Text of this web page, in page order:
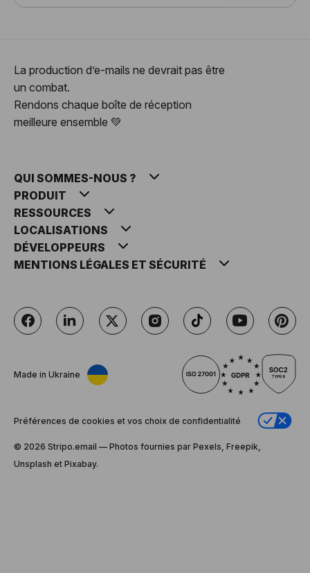
La production d’e-mails ne devrait pas être
un combat.
Rendons chaque boîte de réception
meilleure ensemble 💚
QUI SOMMES-NOUS ?
PRODUIT
RESSOURCES
LOCALISATIONS
DÉVELOPPEURS
MENTIONS LÉGALES ET SÉCURITÉ
Made in Ukraine
Préférences de cookies et vos choix de confidentialité
© 2026 Stripо.email — Photos fournies par Pexels, Freepik,
Unsplash et Pixabay.